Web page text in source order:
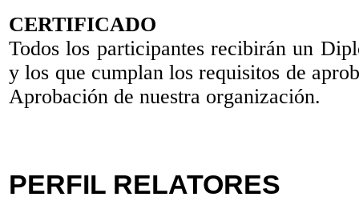
CERTIFICADO
Todos los participantes recibirán un
y los que cumplan los requisitos de
Aprobación de nuestra organización.
PERFIL RELATORES